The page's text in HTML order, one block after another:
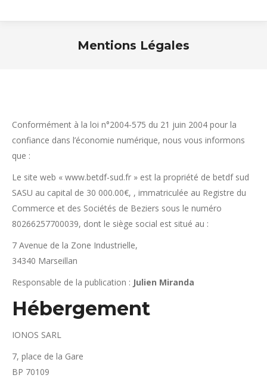
Mentions Légales
Conformément à la loi n°2004-575 du 21 juin 2004 pour la
confiance dans l’économie numérique, nous vous informons
que :
Le site web « www.betdf-sud.fr » est la propriété de betdf sud
SASU au capital de 30 000.00€, , immatriculée au Registre du
Commerce et des Sociétés de Beziers sous le numéro
80266257700039, dont le siège social est situé au :
7 Avenue de la Zone Industrielle,
34340 Marseillan
Responsable de la publication : Julien Miranda
Hébergement
IONOS SARL
7, place de la Gare
BP 70109